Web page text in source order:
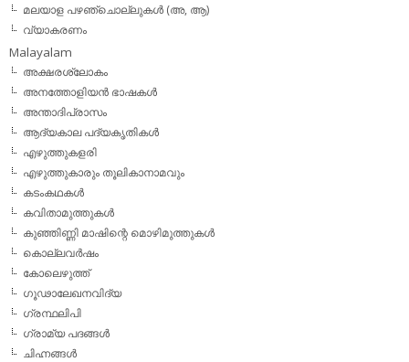
മലയാള പഴഞ്ചൊല്ലുകൾ (അ, ആ)
വ്യാകരണം
Malayalam
അക്ഷരശ്ലോകം
അനത്തോളിയന്‍ ഭാഷകള്‍
അന്താദിപ്രാസം
ആദ്യകാല പദ്യകൃതികള്‍
എഴുത്തുകളരി
എഴുത്തുകാരും തൂലികാനാമവും
കടംകഥകള്‍
കവിതാമുത്തുകള്‍
കുഞ്ഞിണ്ണി മാഷിന്റെ മൊഴിമുത്തുകള്‍
കൊല്ലവര്‍ഷം
കോലെഴുത്ത്
ഗൂഢാലേഖനവിദ്യ
ഗ്രന്ഥലിപി
ഗ്രാമ്യ പദങ്ങള്‍
ചിഹ്നങ്ങള്‍